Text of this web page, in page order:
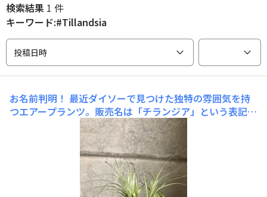
検索結果 1 件
キーワード:#Tillandsia
投稿日時
お名前判明！ 最近ダイソーで見つけた独特の雰囲気を持
つエアープランツ。販売名は「チランジア」という表記だ
ったので種類が不明でしたが、このたびガルドネリTillan
dsia gardneriという種類だということが分かりました！
栽培難易度は結構高いようですが頑張ります！